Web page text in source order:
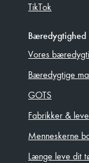
TikTok
Bæredygtighed
Vores
Bæredygtige
GOTS
Fabrikker &
Menneskerne
Længe leve dit